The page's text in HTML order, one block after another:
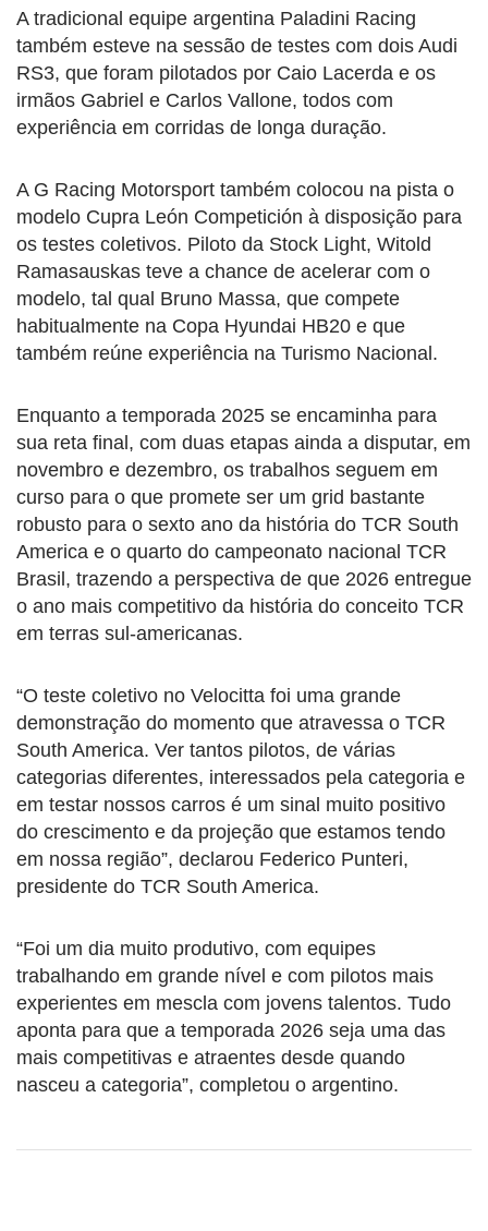
A tradicional equipe argentina Paladini Racing
também esteve na sessão de testes com dois Audi
RS3, que foram pilotados por Caio Lacerda e os
irmãos Gabriel e Carlos Vallone, todos com
experiência em corridas de longa duração.
A G Racing Motorsport também colocou na pista o
modelo Cupra León Competición à disposição para
os testes coletivos. Piloto da Stock Light, Witold
Ramasauskas teve a chance de acelerar com o
modelo, tal qual Bruno Massa, que compete
habitualmente na Copa Hyundai HB20 e que
também reúne experiência na Turismo Nacional.
Enquanto a temporada 2025 se encaminha para
sua reta final, com duas etapas ainda a disputar, em
novembro e dezembro, os trabalhos seguem em
curso para o que promete ser um grid bastante
robusto para o sexto ano da história do TCR South
America e o quarto do campeonato nacional TCR
Brasil, trazendo a perspectiva de que 2026 entregue
o ano mais competitivo da história do conceito TCR
em terras sul-americanas.
“O teste coletivo no Velocitta foi uma grande
demonstração do momento que atravessa o TCR
South America. Ver tantos pilotos, de várias
categorias diferentes, interessados pela categoria e
em testar nossos carros é um sinal muito positivo
do crescimento e da projeção que estamos tendo
em nossa região”, declarou Federico Punteri,
presidente do TCR South America.
“Foi um dia muito produtivo, com equipes
trabalhando em grande nível e com pilotos mais
experientes em mescla com jovens talentos. Tudo
aponta para que a temporada 2026 seja uma das
mais competitivas e atraentes desde quando
nasceu a categoria”, completou o argentino.